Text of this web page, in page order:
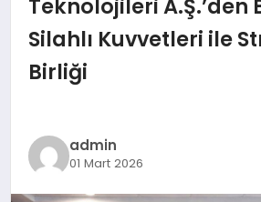
EĞITIM
KÜLTÜR & SANAT
SAĞLIK
Teknolojileri
Silahlı Kuvvetleri ile
Birliği
admin
01 Mart 2026